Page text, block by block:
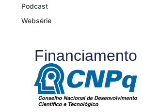
Podcast
Websérie
Financiamento